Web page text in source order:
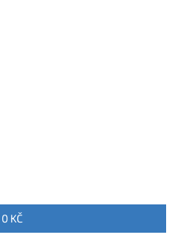
0 KČ